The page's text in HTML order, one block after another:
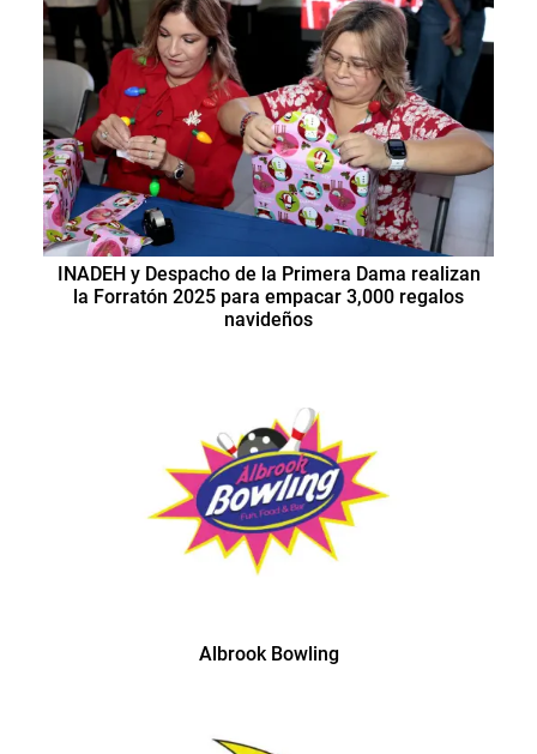
INADEH y Despacho de la Primera Dama realizan
la Forratón 2025 para empacar 3,000 regalos
navideños
Albrook Bowling